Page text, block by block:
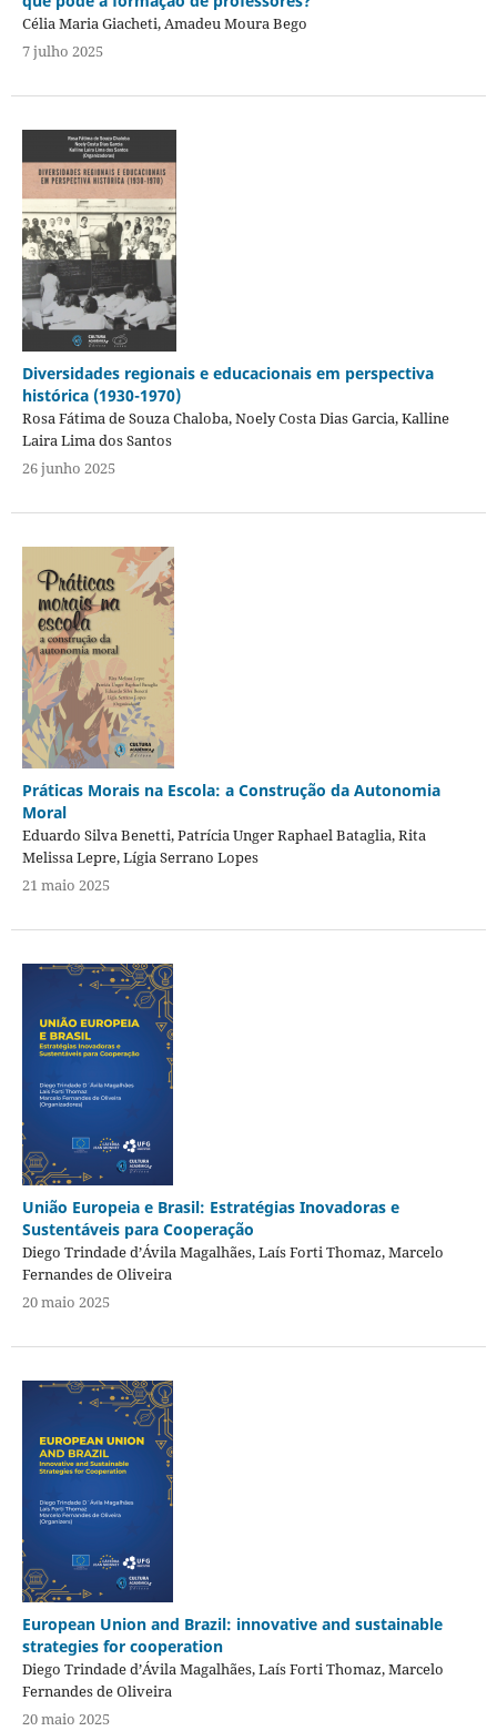
Célia Maria Giacheti, Amadeu Moura Bego
7 julho 2025
Diversidades regionais e educacionais em perspectiva
histórica (1930-1970)
Rosa Fátima de Souza Chaloba, Noely Costa Dias Garcia, Kalline
Laira Lima dos Santos
26 junho 2025
Práticas Morais na Escola: a Construção da Autonomia
Moral
Eduardo Silva Benetti, Patrícia Unger Raphael Bataglia, Rita
Melissa Lepre, Lígia Serrano Lopes
21 maio 2025
União Europeia e Brasil: Estratégias Inovadoras e
Sustentáveis para Cooperação
Diego Trindade d’Ávila Magalhães, Laís Forti Thomaz, Marcelo
Fernandes de Oliveira
20 maio 2025
European Union and Brazil: innovative and sustainable
strategies for cooperation
Diego Trindade d’Ávila Magalhães, Laís Forti Thomaz, Marcelo
Fernandes de Oliveira
20 maio 2025